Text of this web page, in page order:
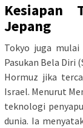
Kesiapan
Jepang
Tokyo juga mulai
Pasukan Bela Diri
Hormuz jika
Israel. Menurut
teknologi
dunia. Ia